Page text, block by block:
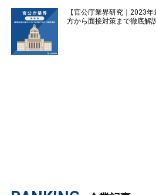
【官公庁業界研究｜2023
方から面接対策まで徹底解